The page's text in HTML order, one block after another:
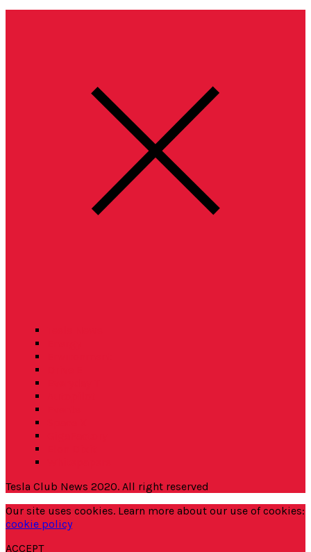
Tesla Club News 2020. All right reserved
Our site uses cookies. Learn more about our use of cookies:
cookie policy
ACCEPT